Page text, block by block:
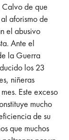
de que
aforismo de
el abusivo
Ante el
la Guerra
los 23
niñeras
Este exceso
mucho
de su
que muchos